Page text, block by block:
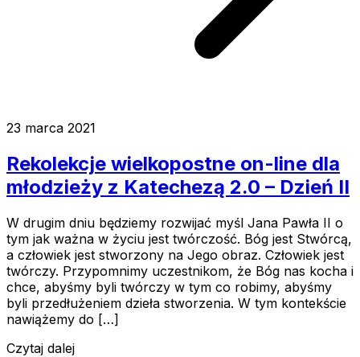
23 marca 2021
Rekolekcje wielkopostne on-line dla
młodzieży z Katechezą 2.0 – Dzień II
W drugim dniu będziemy rozwijać myśl Jana Pawła II o
tym jak ważna w życiu jest twórczość. Bóg jest Stwórcą,
a człowiek jest stworzony na Jego obraz. Człowiek jest
twórczy. Przypomnimy uczestnikom, że Bóg nas kocha i
chce, abyśmy byli twórczy w tym co robimy, abyśmy
byli przedłużeniem dzieła stworzenia. W tym kontekście
nawiążemy do […]
Czytaj dalej